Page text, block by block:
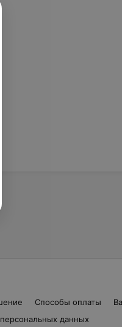
Способы оплаты
данных